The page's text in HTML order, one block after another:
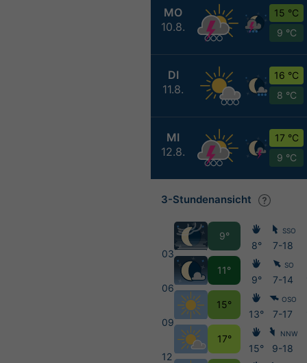
MO
10.8.
15 °C
9 °C
DI
11.8.
16 °C
8 °C
MI
12.8.
17 °C
9 °C
3-Stundenansicht
03
06
09
12
9°
11°
15°
17°
8°
9°
13°
15°
SSO
7-18
SO
7-14
OSO
7-17
NNW
9-18